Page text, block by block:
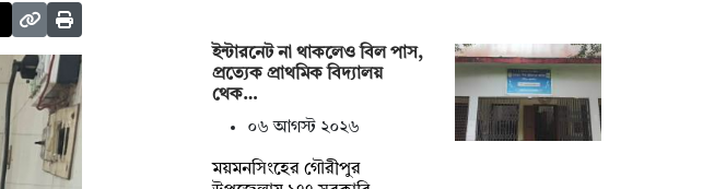
ইন্টারনেট না থাকলেও বিল পাস,
প্রত্যেক প্রাথমিক বিদ্যালয়
থেক…
০৬ আগস্ট ২০২৬
ময়মনসিংহের গৌরীপুর